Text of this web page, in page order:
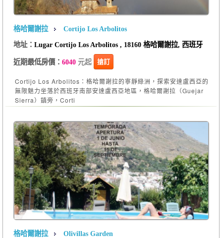
格哈爾謝拉
Cortijo Los Arbolitos
地址： Lugar Cortijo Los Arbolitos , 18160 格哈爾謝拉, 西班牙
近期最低房價： 6040元起 搶訂
Cortijo Los Arbolitos：格哈爾謝拉的寧靜綠洲，探索安達盧西亞的
無限魅力坐落於西班牙南部安達盧西亞地區，格哈爾謝拉（Guejar
Sierra）鎮旁，Corti
格哈爾謝拉 Olivillas Garden